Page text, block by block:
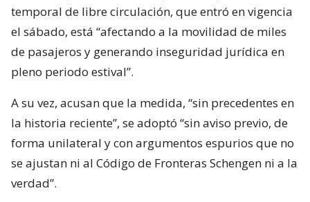
temporal de libre circulación, que entró en vigencia
el sábado, está “afectando a la movilidad de miles
de pasajeros y generando inseguridad jurídica en
pleno periodo estival”.
A su vez, acusan que la medida, “sin precedentes en
la historia reciente”, se adoptó “sin aviso previo, de
forma unilateral y con argumentos espurios que no
se ajustan ni al Código de Fronteras Schengen ni a la
verdad”.